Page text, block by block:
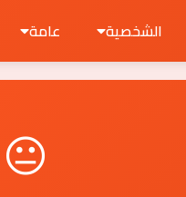
الشخصية عامة